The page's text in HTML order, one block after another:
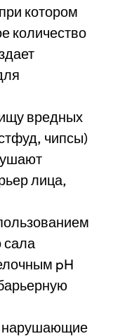
котором
количество
вредных
чипсы)
лица,
сала
pH
нарушающие